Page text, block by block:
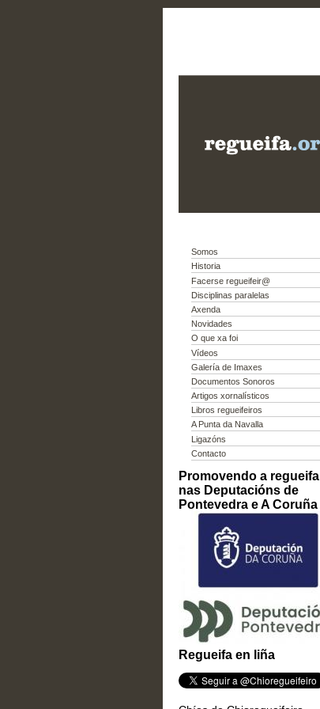
Somos
Historia
Facerse regueifeir@
Disciplinas paralelas
Axenda
Novidades
O que xa foi
Vídeos
Galería de Imaxes
Documentos Sonoros
Artigos xornalísticos
Libros regueifeiros
A Punta da Navalla
Ligazóns
Contacto
Promovendo a regueifa
nas Deputacións de
Pontevedra e A Coruña
Regueifa en liña